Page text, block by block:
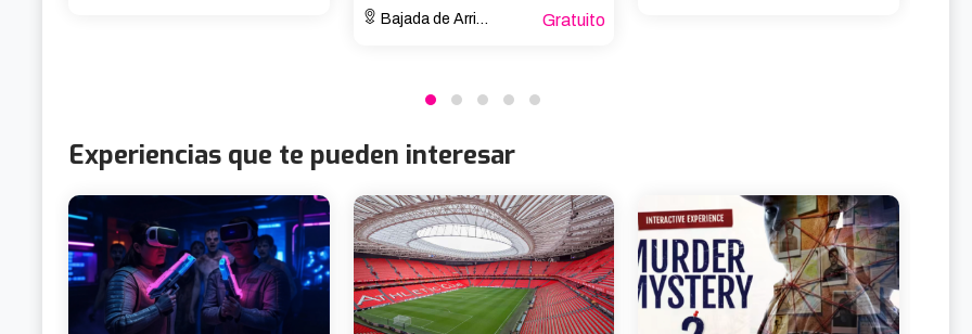
Bajada de Arrigunaga Kalea
Gratuito
Experiencias que te pueden interesar